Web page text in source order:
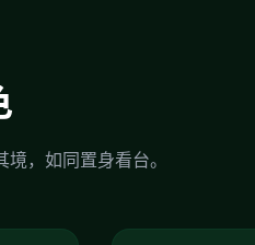
，如同置身看台。